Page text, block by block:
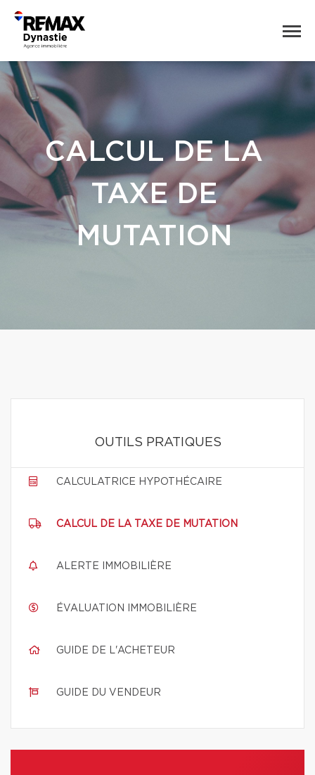
CALCUL DE LA
TAXE DE
MUTATION
OUTILS PRATIQUES
CALCULATRICE HYPOTHÉCAIRE
CALCUL DE LA TAXE DE MUTATION
ALERTE IMMOBILIÈRE
ÉVALUATION IMMOBILIÈRE
GUIDE DE L'ACHETEUR
GUIDE DU VENDEUR